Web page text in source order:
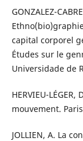
GONZALEZ-
capital corporel
Études sur le
Universidade de
HERVIEU-
mouvement.
JOLLIEN, A. La